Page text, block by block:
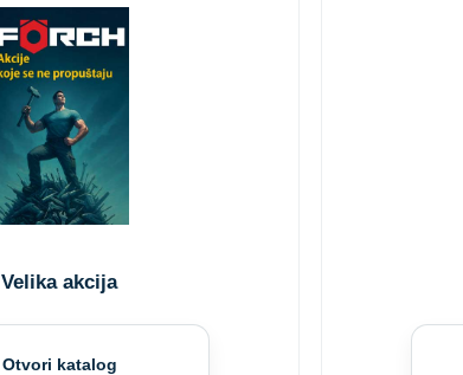
Velika akcija
Otvori katalog